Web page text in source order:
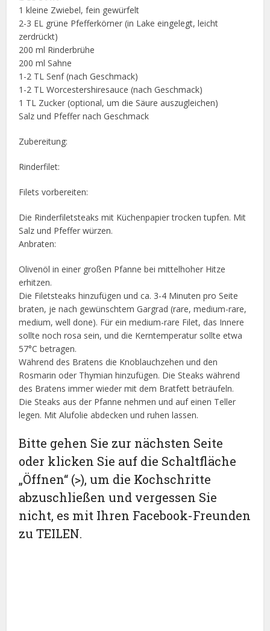
1 kleine Zwiebel, fein gewürfelt
2-3 EL grüne Pfefferkörner (in Lake eingelegt, leicht
zerdrückt)
200 ml Rinderbrühe
200 ml Sahne
1-2 TL Senf (nach Geschmack)
1-2 TL Worcestershiresauce (nach Geschmack)
1 TL Zucker (optional, um die Säure auszugleichen)
Salz und Pfeffer nach Geschmack
Zubereitung:
Rinderfilet:
Filets vorbereiten:
Die Rinderfiletsteaks mit Küchenpapier trocken tupfen. Mit
Salz und Pfeffer würzen.
Anbraten:
Olivenöl in einer großen Pfanne bei mittelhoher Hitze
erhitzen.
Die Filetsteaks hinzufügen und ca. 3-4 Minuten pro Seite
braten, je nach gewünschtem Gargrad (rare, medium-rare,
medium, well done). Für ein medium-rare Filet, das Innere
sollte noch rosa sein, und die Kerntemperatur sollte etwa
57°C betragen.
Während des Bratens die Knoblauchzehen und den
Rosmarin oder Thymian hinzufügen. Die Steaks während
des Bratens immer wieder mit dem Bratfett beträufeln.
Die Steaks aus der Pfanne nehmen und auf einen Teller
legen. Mit Alufolie abdecken und ruhen lassen.
Bitte gehen Sie zur nächsten Seite
oder klicken Sie auf die Schaltfläche
„Öffnen“ (>), um die Kochschritte
abzuschließen und vergessen Sie
nicht, es mit Ihren Facebook-Freunden
zu TEILEN.